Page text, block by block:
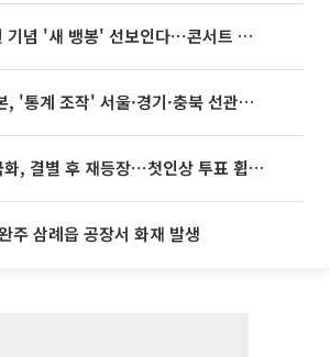
빅뱅, 20주년 기념 '새 뱅봉' 선보인다⋯콘서트 앞두고 팝업 개최
계 조작' 서울·경기·충북 선관위 등 추가 압수수색
‘나솔사계’ 국화, 결별 후 재등장⋯첫인상 투표 휩쓸고 ‘인기녀’ 등극
주 삼례읍 공장서 화재 발생